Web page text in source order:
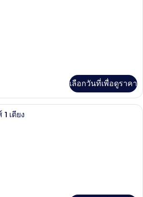
เลือกวันที่เพื่อดูราคา
เตียง